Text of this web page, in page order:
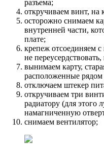
разъема;
откручиваем винт, на
осторожно снимаем
внутренней части,
плате;
крепеж отсоединяем
не
вынимаем карту,
расположенные
отключаем штекер
откручиваем три
радиатору (для этого
намагниченную
снимаем вентилятор;